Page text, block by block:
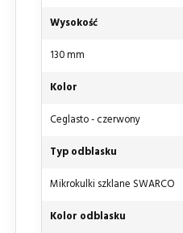
Wysokość
130 mm
Kolor
Ceglasto - czerwony
Typ odblasku
Mikrokulki szklane SWARCO
Kolor odblasku